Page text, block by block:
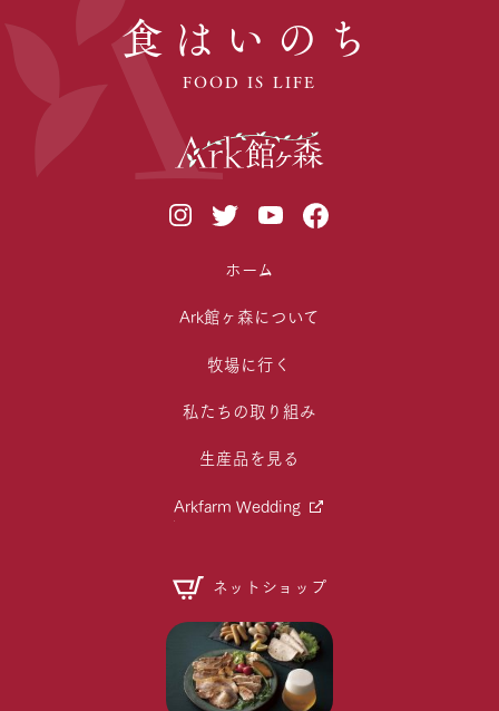
食はいのち
FOOD IS LIFE
ホーム
Ark館ヶ森について
牧場に行く
私たちの取り組み
生産品を見る
Arkfarm Wedding
ネットショップ